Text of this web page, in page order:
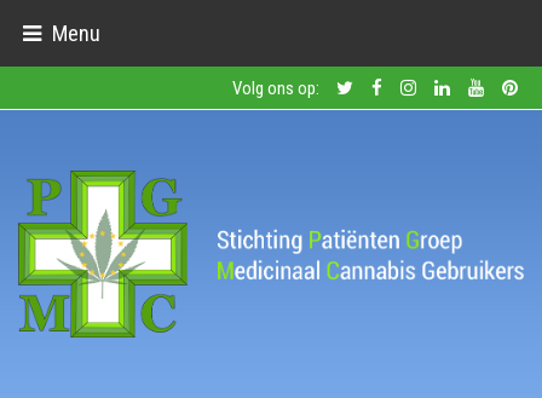
Menu
Volg ons op: